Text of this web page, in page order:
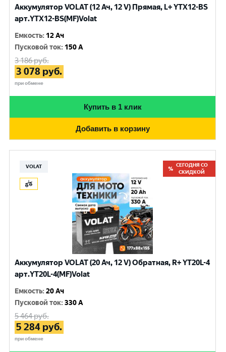
Аккумулятор VOLAT (12 Ач, 12 V) Прямая, L+ YTX12-BS
арт.YTX12-BS(MF)Volat
Емкость: 12 Ач
Пусковой ток: 150 A
3 186руб.
3 078 руб.
при обмене
Купить в 1 клик
Добавить в корзину
VOLAT
СЕГОДНЯ СО
СКИДКОЙ
Аккумулятор VOLAT (20 Ач, 12 V) Обратная, R+ YT20L-4
арт.YT20L-4(MF)Volat
Емкость:20 Ач
Пусковой ток:330 A
5 464руб.
5 284 руб.
при обмене